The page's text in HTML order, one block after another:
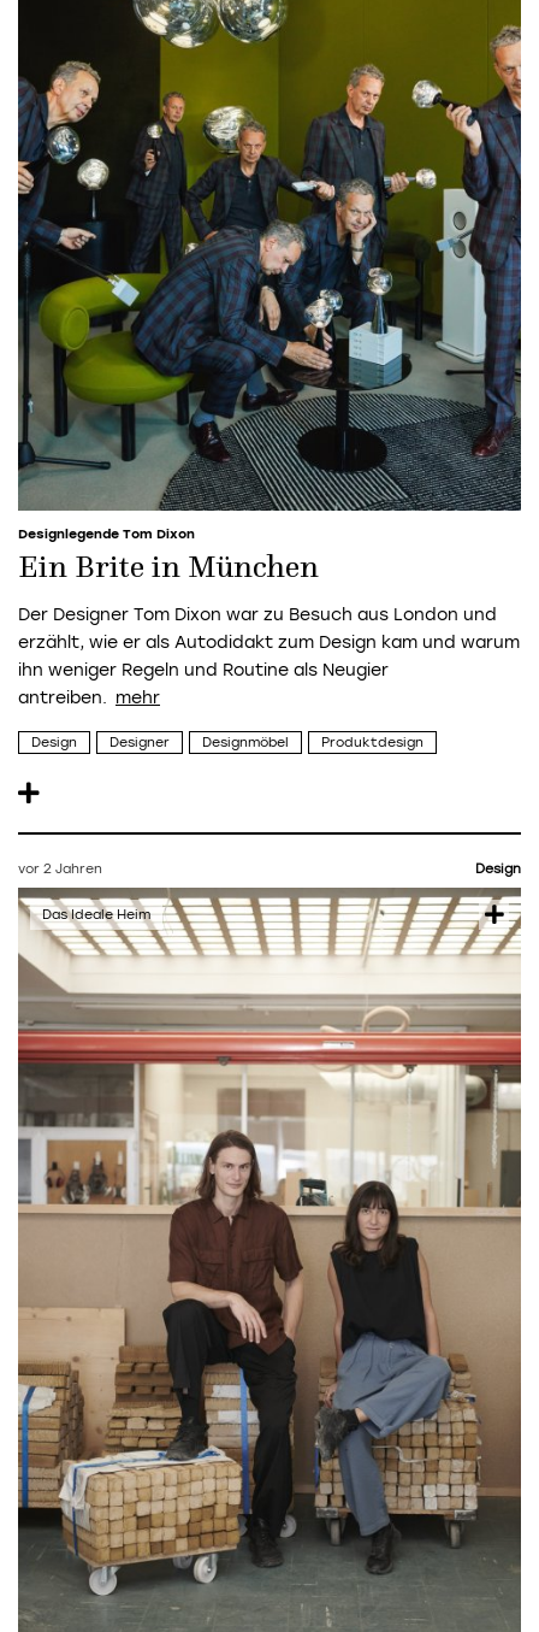
Designlegende Tom Dixon
Ein Brite in München
Der Designer Tom Dixon war zu Besuch aus London und
erzählt, wie er als Autodidakt zum Design kam und warum
ihn weniger Regeln und Routine als Neugier
antreiben.
Design Designer Designmöbel Produktdesign
vor 2 Jahren Design